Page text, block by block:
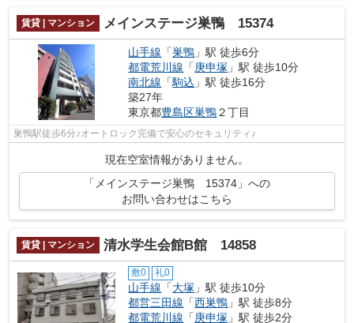
賃貸 | マンション メインステージ巣鴨 15374
山手線 「巣鴨 」駅 徒歩6分
都電荒川線 「 庚申塚 」駅 徒歩10分
南北線 「駒込 」駅 徒歩16分
築27年
東京都豊島区巣鴨２丁目
巣鴨駅徒歩6分♪オートロック完備で安心のセキュリティ♪
現在空室情報がありません。
「メインステージ巣鴨 15374」への
お問い合わせはこちら
賃貸 | マンション 清水学生会館B館 14858
敷0 礼0
山手線 「大塚 」駅 徒歩10分
都営三田線 「西巣鴨 」駅 徒歩8分
都電荒川線 「 庚申塚 」駅 徒歩2分